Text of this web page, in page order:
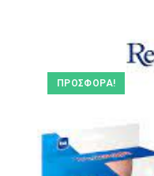
ΠΡΟΣΦΟΡΆ!